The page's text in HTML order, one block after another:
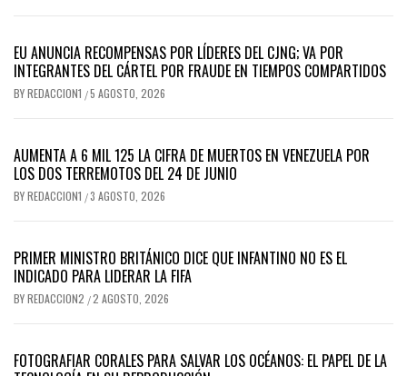
EU ANUNCIA RECOMPENSAS POR LÍDERES DEL CJNG; VA POR
INTEGRANTES DEL CÁRTEL POR FRAUDE EN TIEMPOS COMPARTIDOS
BYREDACCION1 /5 AGOSTO, 2026
AUMENTA A 6 MIL 125 LA CIFRA DE MUERTOS EN VENEZUELA POR
LOS DOS TERREMOTOS DEL 24 DE JUNIO
BYREDACCION1 /3 AGOSTO, 2026
PRIMER MINISTRO BRITÁNICO DICE QUE INFANTINO NO ES EL
INDICADO PARA LIDERAR LA FIFA
BYREDACCION2 /2 AGOSTO, 2026
FOTOGRAFIAR CORALES PARA SALVAR LOS OCÉANOS: EL PAPEL DE LA